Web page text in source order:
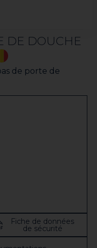
DE DOUCHE
de porte de
Fiche de données
de sécurité